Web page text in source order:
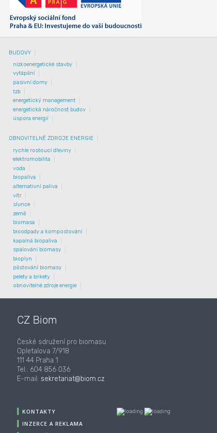
BUDOVY
nízkoenergetické stavby
vytápění
pasivní domy
tzb
energetický management
energetická náročnost budov
úspora energií
OBNOVITELNÉ ZDROJE ENERGIE
rychle rostoucí dřeviny
elektromobilita
voda
biopaliva
alternativní paliva
vítr
slunce
země
biomasa
bioodpady a kompostování
kapalná biopaliva
spalování biomasy
bioplyn
pěstování biomasy
pelety a brikety
obnovitelné zdroje energie
CZ Biom
České sdružení pro biomasu
Opletalova 7/918
111 44 Praha 1
Tel.: 604 856 036
E-mail: sekretariat@biom.cz
KONTAKTY
INZERCE A REKLAMA